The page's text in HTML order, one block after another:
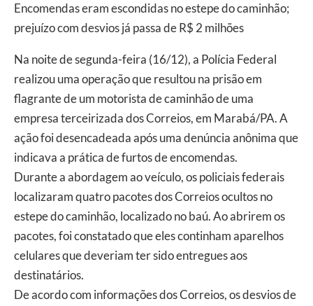
Encomendas eram escondidas no estepe do caminhão;
prejuízo com desvios já passa de R$ 2 milhões
Na noite de segunda-feira (16/12), a Polícia Federal
realizou uma operação que resultou na prisão em
flagrante de um motorista de caminhão de uma
empresa terceirizada dos Correios, em Marabá/PA. A
ação foi desencadeada após uma denúncia anônima que
indicava a prática de furtos de encomendas.
Durante a abordagem ao veículo, os policiais federais
localizaram quatro pacotes dos Correios ocultos no
estepe do caminhão, localizado no baú. Ao abrirem os
pacotes, foi constatado que eles continham aparelhos
celulares que deveriam ter sido entregues aos
destinatários.
De acordo com informações dos Correios, os desvios de